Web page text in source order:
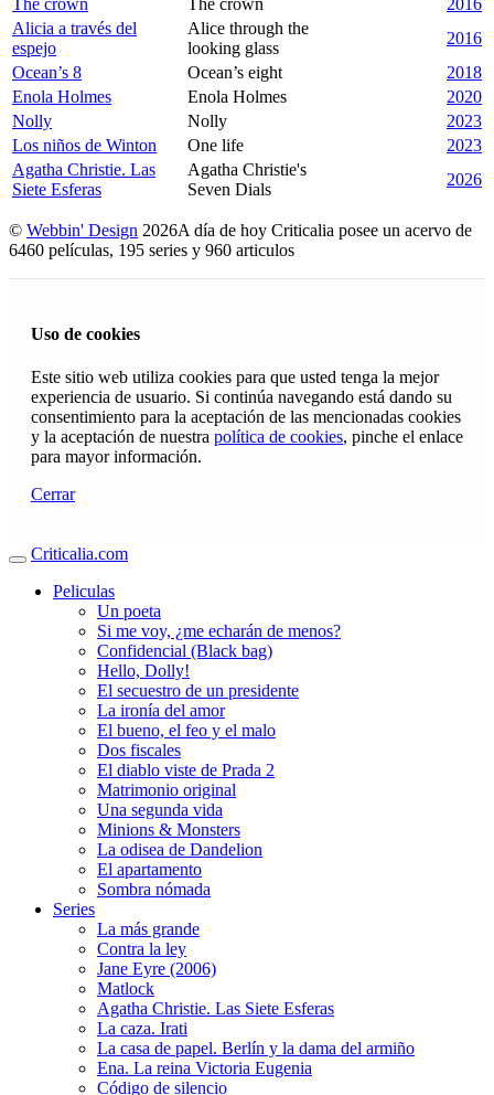
Alicia a través del
espejo
Alice through the
looking glass
2016
Ocean’s 8
Ocean’s eight
2018
Enola Holmes
Enola Holmes
2020
Nolly
Nolly
2023
Los niños de Winton
One life
2023
Agatha Christie. Las
Siete Esferas
Agatha Christie's
Seven Dials
2026
© Webbin' Design 2026A día de hoy Criticalia posee un acervo de
6460 películas, 195 series y 960 articulos
Uso de cookies
Este sitio web utiliza cookies para que usted tenga la mejor
experiencia de usuario. Si continúa navegando está dando su
consentimiento para la aceptación de las mencionadas cookies
y la aceptación de nuestra política de cookies, pinche el enlace
para mayor información.
Cerrar
Criticalia.com
Peliculas
Un poeta
Si me voy, ¿me echarán de menos?
Confidencial (Black bag)
Hello, Dolly!
El secuestro de un presidente
La ironía del amor
El bueno, el feo y el malo
Dos fiscales
El diablo viste de Prada 2
Matrimonio original
Una segunda vida
Minions & Monsters
La odisea de Dandelion
El apartamento
Sombra nómada
Series
La más grande
Contra la ley
Jane Eyre (2006)
Matlock
Agatha Christie. Las Siete Esferas
La caza. Irati
La casa de papel. Berlín y la dama del armiño
Ena. La reina Victoria Eugenia
Código de silencio